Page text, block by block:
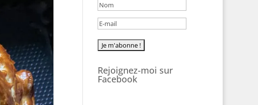
Rejoignez-moi sur
Facebook